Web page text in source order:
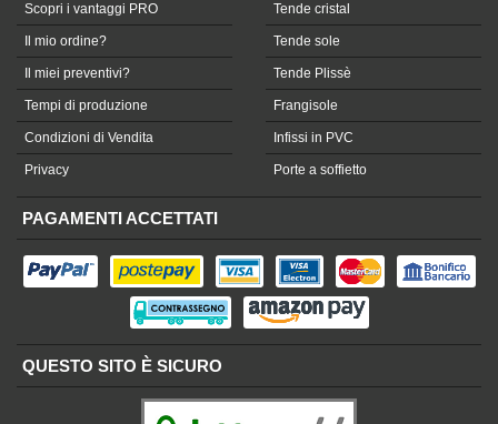
Scopri i vantaggi PRO
Il mio ordine?
Il miei preventivi?
Tempi di produzione
Condizioni di Vendita
Privacy
Tende cristal
Tende sole
Tende Plissè
Frangisole
Infissi in PVC
Porte a soffietto
PAGAMENTI ACCETTATI
QUESTO SITO È SICURO